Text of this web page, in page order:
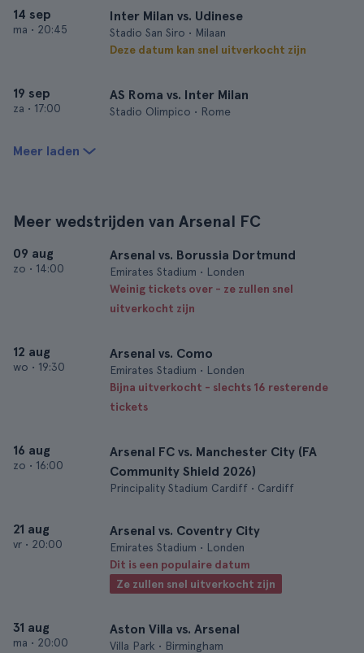
14 sep
ma • 20:45
Inter Milan vs. Udinese
Stadio San Siro • Milaan
Deze datum kan snel uitverkocht zijn
19 sep
za • 17:00
AS Roma vs. Inter Milan
Stadio Olimpico • Rome
Meer laden
Meer wedstrijden van Arsenal FC
09 aug
zo • 14:00
Arsenal vs. Borussia Dortmund
Emirates Stadium • Londen
Weinig tickets over - ze zullen snel
uitverkocht zijn
12 aug
wo • 19:30
Arsenal vs. Como
Emirates Stadium • Londen
Bijna uitverkocht - slechts 16 resterende
tickets
16 aug
zo • 16:00
Arsenal FC vs. Manchester City (FA
Community Shield 2026)
Principality Stadium Cardiff • Cardiff
21 aug
vr • 20:00
Arsenal vs. Coventry City
Emirates Stadium • Londen
Dit is een populaire datum
Ze zullen snel uitverkocht zijn
31 aug
ma • 20:00
Aston Villa vs. Arsenal
Villa Park • Birmingham